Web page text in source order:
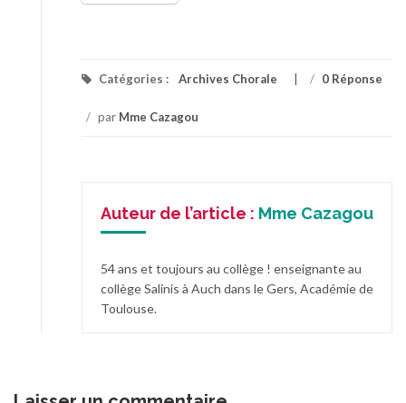
Catégories : Archives Chorale / 0 Réponse
/ par Mme Cazagou
Auteur de l’article : Mme Cazagou
54 ans et toujours au collège ! enseignante au
collège Salinis à Auch dans le Gers, Académie de
Toulouse.